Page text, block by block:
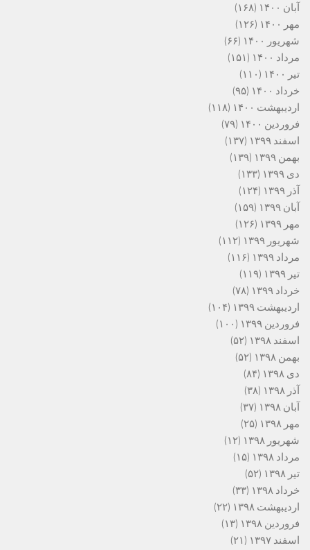
آبان ۱۴۰۰
(۱۶۸)
مهر ۱۴۰۰
(۱۲۶)
شهریور ۱۴۰۰
(۶۶)
مرداد ۱۴۰۰
(۱۵۱)
تیر ۱۴۰۰
(۱۱۰)
خرداد ۱۴۰۰
(۹۵)
اردیبهشت ۱۴۰۰
(۱۱۸)
فروردین ۱۴۰۰
(۷۹)
اسفند ۱۳۹۹
(۱۳۷)
بهمن ۱۳۹۹
(۱۳۹)
دی ۱۳۹۹
(۱۳۳)
آذر ۱۳۹۹
(۱۲۴)
آبان ۱۳۹۹
(۱۵۹)
مهر ۱۳۹۹
(۱۲۶)
شهریور ۱۳۹۹
(۱۱۲)
مرداد ۱۳۹۹
(۱۱۶)
تیر ۱۳۹۹
(۱۱۹)
خرداد ۱۳۹۹
(۷۸)
اردیبهشت ۱۳۹۹
(۱۰۴)
فروردین ۱۳۹۹
(۱۰۰)
اسفند ۱۳۹۸
(۵۲)
بهمن ۱۳۹۸
(۵۲)
دی ۱۳۹۸
(۸۴)
آذر ۱۳۹۸
(۳۸)
آبان ۱۳۹۸
(۳۷)
مهر ۱۳۹۸
(۲۵)
شهریور ۱۳۹۸
(۱۲)
مرداد ۱۳۹۸
(۱۵)
تیر ۱۳۹۸
(۵۲)
خرداد ۱۳۹۸
(۳۳)
اردیبهشت ۱۳۹۸
(۲۲)
فروردین ۱۳۹۸
(۱۳)
اسفند ۱۳۹۷
(۲۱)